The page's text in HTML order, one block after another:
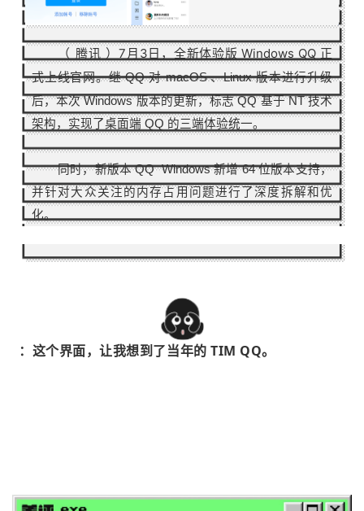
（ 腾讯 ）7月3日，全新体验版 Windows QQ 正
式上线官网。继 QQ 对 macOS 、Linux 版本进行升级
后，本次 Windows 版本的更新，标志 QQ 基于 NT 技术
架构，实现了桌面端 QQ 的三端体验统一。
同时，新版本 QQ Windows 新增64位版本支持，
并针对大众关注的内存占用问题进行了深度拆解和优
化。
：这个界面，让我想到了当年的 TIM QQ。